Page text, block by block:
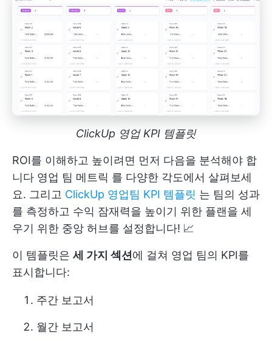
ClickUp 영업 KPI 템플릿
ROI를 이해하고 높이려면 먼저 다음을 분석해야 합
니다 영업 팀 메트릭 를 다양한 각도에서 살펴보세
요. 그리고 ClickUp 영업팀 KPI 템플릿 는 팀의 성과
를 측정하고 수익 잠재력을 높이기 위한 플랜을 세
우기 위한 중앙 허브를 설정합니다! 📈
이 템플릿은 세 가지 섹션에 걸쳐 영업 팀의 KPI를
표시합니다:
주간 보고서
월간 보고서